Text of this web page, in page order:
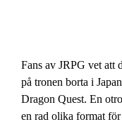
Fans av JRPG vet att
på tronen borta i
Dragon Quest. En
en rad olika format